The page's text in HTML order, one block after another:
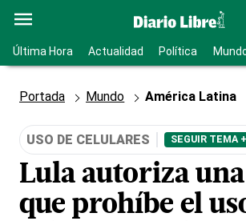
Última Hora Actualidad Política
Portada Mundo América Latina
USO DE CELULARES SEGUIR TEMA +
Lula autoriza
que prohíbe el